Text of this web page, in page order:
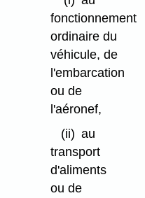
fonctionnement
ordinaire du
véhicule, de
l'embarcation
ou de
l'aéronef,
(ii) au
transport
d'aliments
ou de